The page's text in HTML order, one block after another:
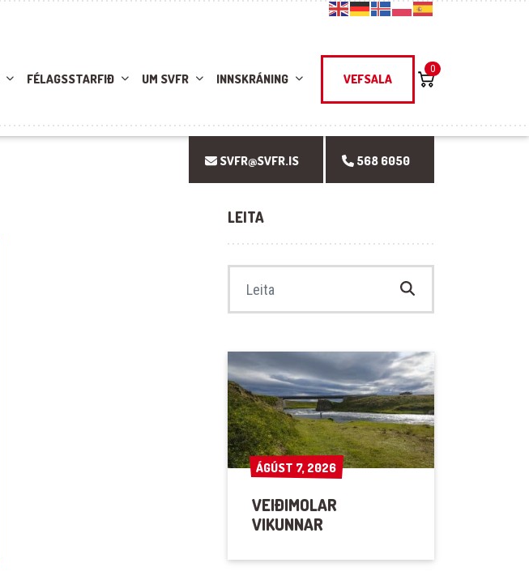
FÉLAGSSTARFIÐ UM SVFR INNSKRÁNING VEFSALA
0
SVFR@SVFR.IS 568 6050
LEITA
ÁGÚST 7, 2026
ÁGÚST 7, 2026
VEIÐIMOLAR
VIKUNNAR